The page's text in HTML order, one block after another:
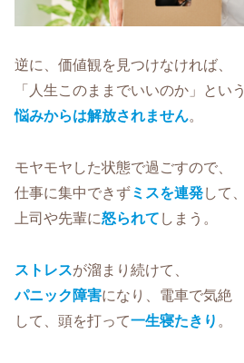
逆に、価値観を見つけなければ、
「人生このままでいいのか」という
悩みからは解放されません。
モヤモヤした状態で過ごすので、
仕事に集中できずミスを連発して、
上司や先輩に怒られて しまう。
ストレスが溜まり続けて、
パニック障害になり、電車で気絶
して、頭を打って一生寝たきり 。